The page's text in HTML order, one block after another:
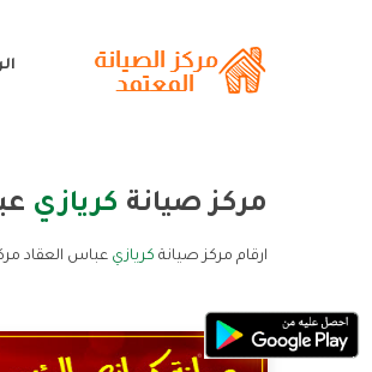
مركز صيانة كريازي
ارقام مركز صيانة كريازي عباس العقاد